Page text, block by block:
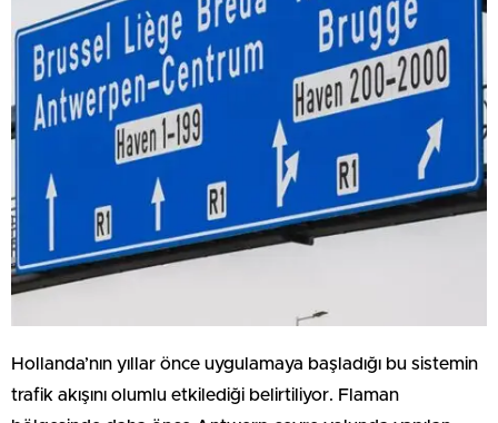
Hollanda’nın yıllar önce uygulamaya başladığı bu sistemin
trafik akışını olumlu etkilediği belirtiliyor. Flaman